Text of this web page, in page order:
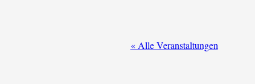
« Alle Veranstaltungen